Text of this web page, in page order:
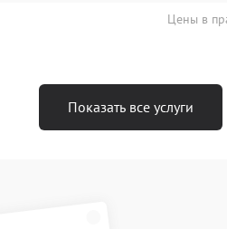
Цены в
Показать все услуги